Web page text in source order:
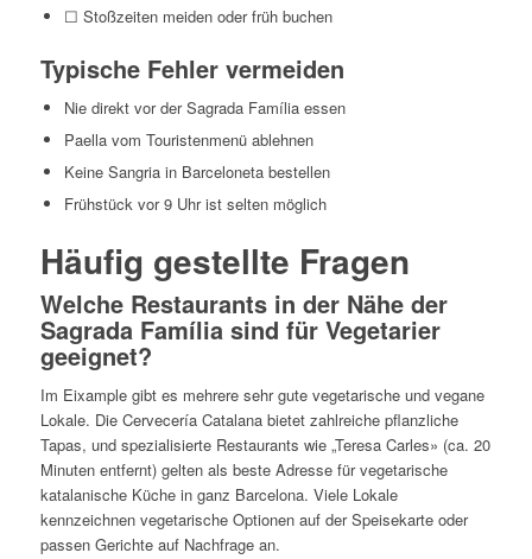
☐ Stoßzeiten meiden oder früh buchen
Typische Fehler vermeiden
Nie direkt vor der Sagrada Família essen
Paella vom Touristenmenü ablehnen
Keine Sangria in Barceloneta bestellen
Frühstück vor 9 Uhr ist selten möglich
Häufig gestellte Fragen
Welche Restaurants in der Nähe der
Sagrada Família sind für Vegetarier
geeignet?
Im Eixample gibt es mehrere sehr gute vegetarische und vegane
Lokale. Die Cervecería Catalana bietet zahlreiche pflanzliche
Tapas, und spezialisierte Restaurants wie „Teresa Carles» (ca. 20
Minuten entfernt) gelten als beste Adresse für vegetarische
katalanische Küche in ganz Barcelona. Viele Lokale
kennzeichnen vegetarische Optionen auf der Speisekarte oder
passen Gerichte auf Nachfrage an.